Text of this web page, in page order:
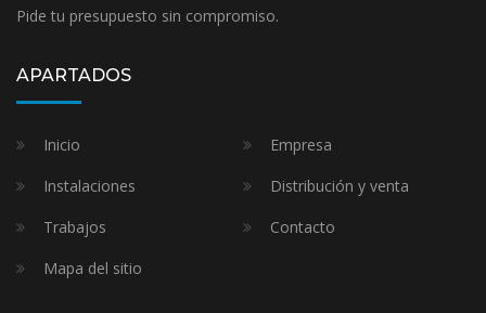
Pide tu presupuesto sin compromiso.
APARTADOS
Inicio
Empresa
Instalaciones
Distribución y venta
Trabajos
Contacto
Mapa del sitio